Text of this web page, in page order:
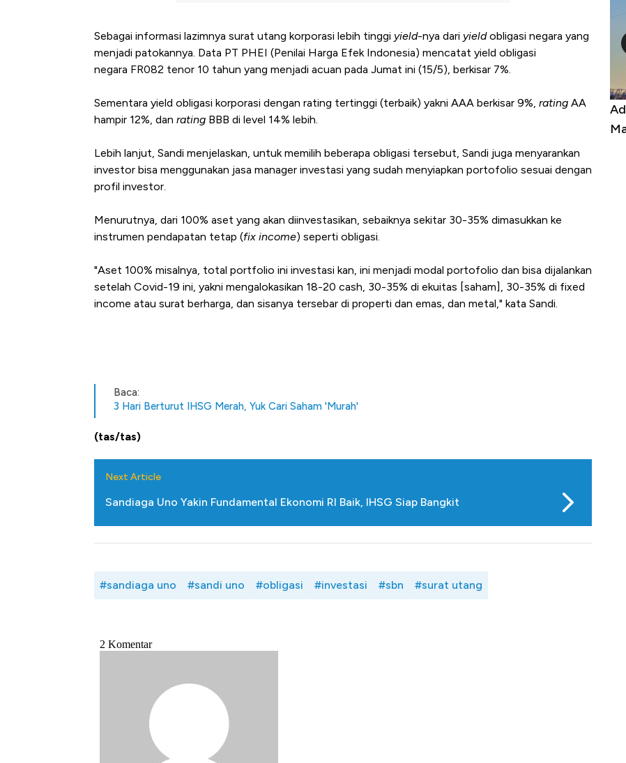
Sebagai informasi lazimnya surat utang korporasi lebih tinggi yield-nya dari yieldobligasi negara yang
menjadi patokannya. Data PT PHEI (Penilai Harga Efek Indonesia) mencatat yield obligasi
negara FR082 tenor 10 tahun yang menjadi acuan pada Jumat ini (15/5), berkisar 7%.
Sementara yield obligasi korporasi dengan rating tertinggi (terbaik) yakni AAA berkisar 9%, rating AA
hampir 12%, dan rating BBB di level 14% lebih.
Lebih lanjut, Sandi menjelaskan, untuk memilih beberapa obligasi tersebut, Sandi juga menyarankan
investor bisa menggunakan jasa manager investasi yang sudah menyiapkan portofolio sesuai dengan
profil investor.
Menurutnya, dari 100% aset yang akan diinvestasikan, sebaiknya sekitar 30-35% dimasukkan ke
instrumen pendapatan tetap (fix income) seperti obligasi.
"Aset 100% misalnya, total portfolio ini investasi kan, ini menjadi modal portofolio dan bisa dijalankan
setelah Covid-19 ini, yakni mengalokasikan 18-20 cash, 30-35% di ekuitas [saham], 30-35% di fixed
income atau surat berharga, dan sisanya tersebar di properti dan emas, dan metal," kata Sandi.
Baca:
3 Hari Berturut IHSG Merah, Yuk Cari Saham 'Murah'
(tas/tas)
Next Article
Sandiaga Uno Yakin Fundamental Ekonomi RI Baik, IHSG Siap Bangkit
#sandiaga uno #sandi uno #obligasi #investasi #sbn #surat utang
Kongo Tutup Keran Ekspor, Harga
Tembaga Terbang ke Zona Berbahaya
Adu Panas Kinerja Emiten Minyak RI,
Mana yang Cuannya Paling Menyala?